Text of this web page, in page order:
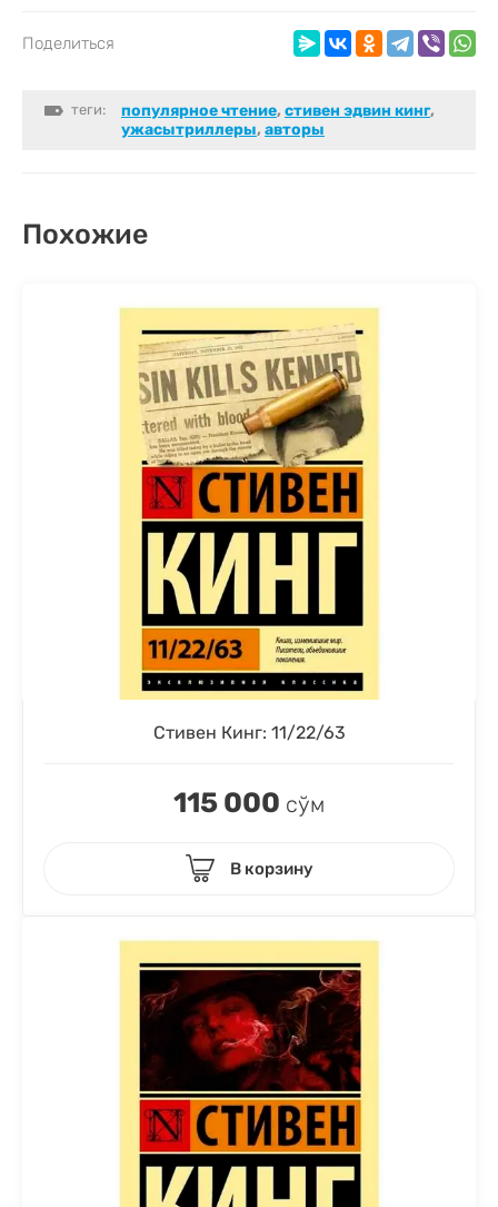
Поделиться
теги: популярное чтение, стивен эдвин кинг,
ужасытриллеры, авторы
Похожие
Стивен Кинг: 11/22/63
115 000 сўм
В корзину